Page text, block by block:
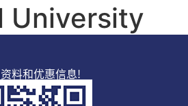
University
料和优惠信息!